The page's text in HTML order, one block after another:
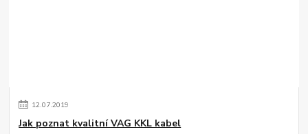
12.07.2019
Jak poznat kvalitní VAG KKL kabel